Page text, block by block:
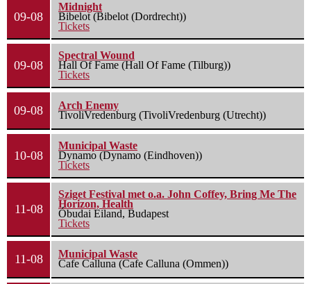
09-08
Midnight
Bibelot (Bibelot (Dordrecht))
Tickets
09-08
Spectral Wound
Hall Of Fame (Hall Of Fame (Tilburg))
Tickets
09-08
Arch Enemy
TivoliVredenburg (TivoliVredenburg (Utrecht))
10-08
Municipal Waste
Dynamo (Dynamo (Eindhoven))
Tickets
11-08
Sziget Festival met o.a. John Coffey, Bring Me The
Horizon, Health
Óbudai Eiland, Budapest
Tickets
11-08
Municipal Waste
Cafe Calluna (Cafe Calluna (Ommen))